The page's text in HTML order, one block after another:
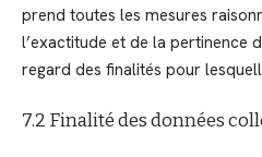
prend toutes les mesures
l’exactitude et de la pertinence
regard des finalités pour
7.2 Finalité des données